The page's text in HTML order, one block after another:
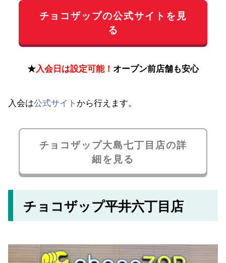
チョコザップの公式サイトを見
る
★入会日は設定可能！ オープン前店舗も安心
入会は公式サイト から行えます。
チョコザップ大島七丁目店の詳
細を見る
チョコザップ平井六丁目店